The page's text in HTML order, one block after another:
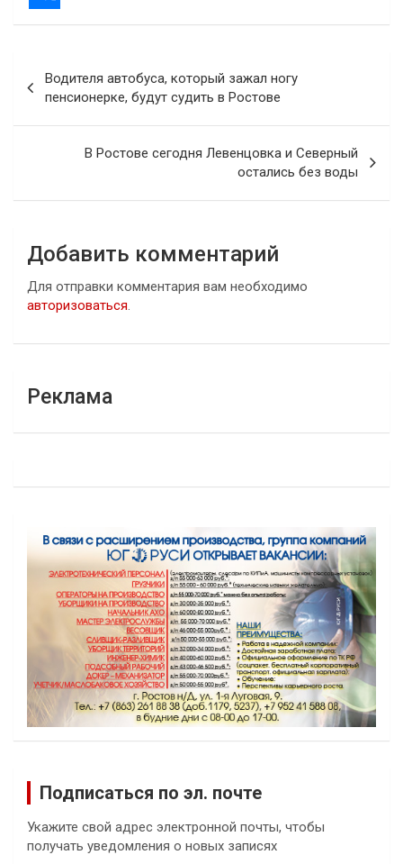
по
записям
Водителя автобуса, который зажал ногу
пенсионерке, будут судить в Ростове
В Ростове сегодня Левенцовка и Северный
остались без воды
Добавить комментарий
Для отправки комментария вам необходимо
авторизоваться.
Реклама
Подписаться по эл. почте
Укажите свой адрес электронной почты, чтобы
получать уведомления о новых записях